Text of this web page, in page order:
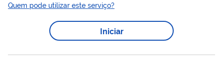
Quem pode utilizar este serviço?
Iniciar